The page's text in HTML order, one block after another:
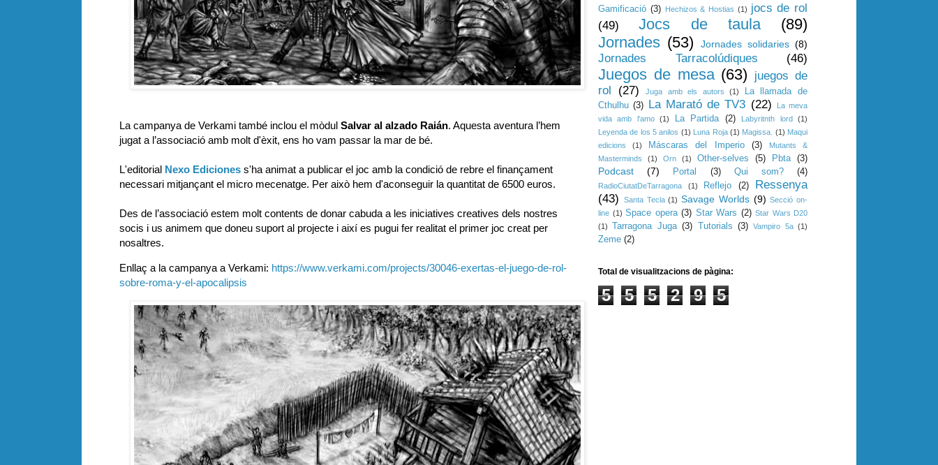
La campanya de Verkami també inclou el mòdul Salvar al alzado Raián. Aquesta aventura l’hem
jugat a l’associació amb molt d'èxit, ens ho vam passar la mar de bé.
L'editorial Nexo Ediciones s'ha animat a publicar el joc amb la condició de rebre el finançament
necessari mitjançant el micro mecenatge. Per això hem d'aconseguir la quantitat de 6500 euros.
Des de l’associació estem molt contents de donar cabuda a les iniciatives creatives dels nostres
socis i us animem que doneu suport al projecte i així es pugui fer realitat el primer joc creat per
nosaltres.
Enllaç a la campanya a Verkami: https://www.verkami.com/projects/30046-exertas-el-juego-de-rol-
sobre-roma-y-el-apocalipsis
Gamificació (3) Hechizos & Hostias (1) jocs de rol
(49)
Jocs de taula
(89)
Jornades (53) Jornades solidaries (8)
Jornades Tarracolúdiques (46)
Juegos de mesa (63)
juegos de
rol
(27) Juga amb els autors (1)
La llamada de
Cthulhu (3) La Marató de TV3 (22)
La meva
vida amb l'amo
(1) La Partida (2) Labyritnth lord
(1)
Leyenda de los 5 anilos (1) Luna Roja (1) Magissa. (1) Maqui
edicions
(1) Máscaras del Imperio (3)
Mutants &
Masterminds
(1) Orn (1) Other-selves (5) Pbta (3)
Podcast (7) Portal (3) Qui som? (4)
RadioCiutatDeTarragona (1) Reflejo (2)
Ressenya
(43)
Santa Tecla (1) Savage Worlds (9) Secció on-
line (1) Space opera (3) Star Wars (2) Star Wars D20
(1)
Tarragona Juga (3) Tutorials (3) Vampiro 5a (1)
Zeme (2)
Total de visualitzacions de pàgina:
5 5 5 2 9 5